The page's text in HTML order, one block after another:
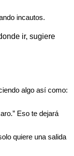
incautos.
ir, sugiere
algo así como:
Eso te dejará
quiere una salida